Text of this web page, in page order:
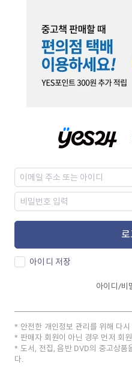
아이디 저장
아이디/비
안전한 개인정보 관리를 위해 다
판매자 회원이 아닌 경우 먼저 회
도서, 전집, 음반 DVD의 중고상품
다.